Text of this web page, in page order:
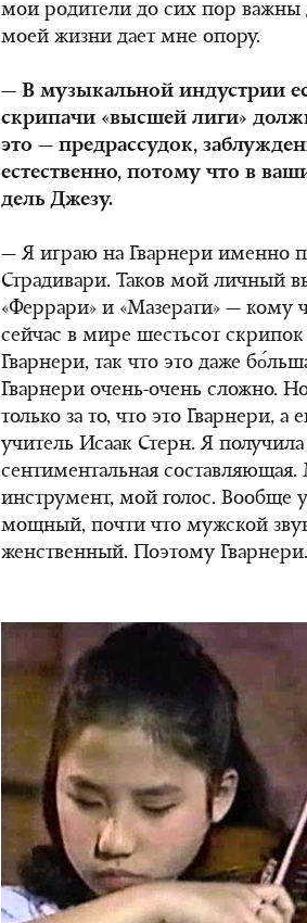
мои родители до сих пор важны
моей жизни дает мне опору.
— В музыкальной индустрии
скрипачи «высшей лиги»
это — предрассудок,
естественно, потому что в
дель Джезу.
— Я играю на Гварнери именно
Страдивари. Таков мой личный
«Феррари» и «Мазерати» — кому
сейчас в мире шестьсот
Гварнери, так что это даже
Гварнери очень-очень сложно.
только за то, что это Гварнери,
учитель Исаак Стерн. Я получила
сентиментальная
инструмент, мой голос. Вообще
мощный, почти что мужской
женственный. Поэтому Гварнери.